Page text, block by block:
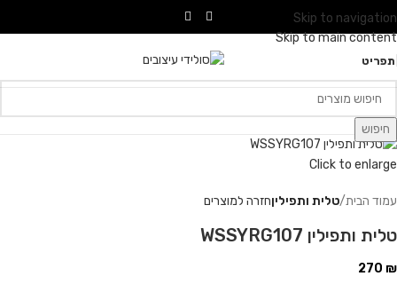
Skip to navigation
Skip to main content
תפריט
חיפוש
Click to enlarge
עמוד הבית טלית ותפיליןחזרה למוצרים
טלית ותפילין WSSYRG107
270 ₪